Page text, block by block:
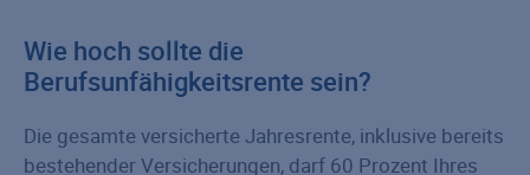
Wie hoch sollte die
Berufsunfähigkeitsrente sein?
Die gesamte versicherte Jahresrente, inklusive bereits
bestehender Versicherungen, darf 60 Prozent Ihres